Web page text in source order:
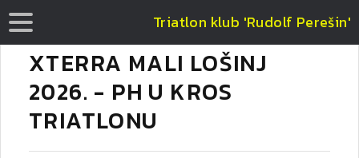
Triatlon klub 'Rudolf Perešin'
XTERRA MALI LOŠINJ
2026. - PH U KROS
TRIATLONU